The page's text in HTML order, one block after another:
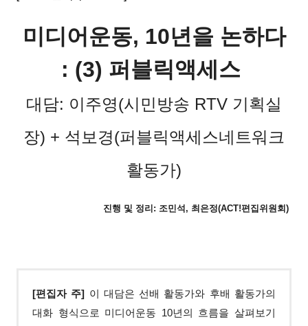
미디어운동, 10년을 논하다
: (3) 퍼블릭액세스
대담: 이주영(시민방송 RTV 기획실
장) + 석보경(퍼블릭액세스네트워크
활동가)
진행 및 정리: 조민석, 최은정(ACT!편집위원회)
[편집자 주] 이 대담은 선배 활동가와 후배 활동가의
대화 형식으로 미디어운동 10년의 흐름을 살펴보기